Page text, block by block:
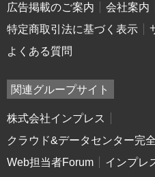
広告掲載のご案内
会社案内
特定商取引法に基づく表示
よくある質問
関連グループサイト
株式会社インプレス
クラウド&データセンター完
Web担当者Forum
インプレ